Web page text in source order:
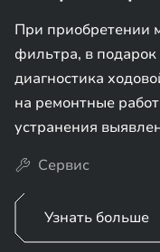
При приобретении
фильтра, в
диагностика
на ремонтные
устранения
Сервис
Узнать больше